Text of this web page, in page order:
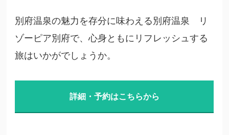
別府温泉の魅力を存分に味わえる別府温泉 リ
ゾーピア別府で、心身ともにリフレッシュする
旅はいかがでしょうか。
詳細・予約はこちらから